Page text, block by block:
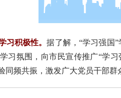
习积极性。据了解，“学习强国
习氛围，向市民宣传推广“学
同频共振，激发广大党员干部